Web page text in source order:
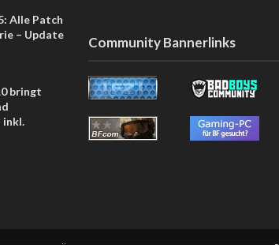
Alle Patch
– Update
bringt
inkl.
Community Bannerlinks